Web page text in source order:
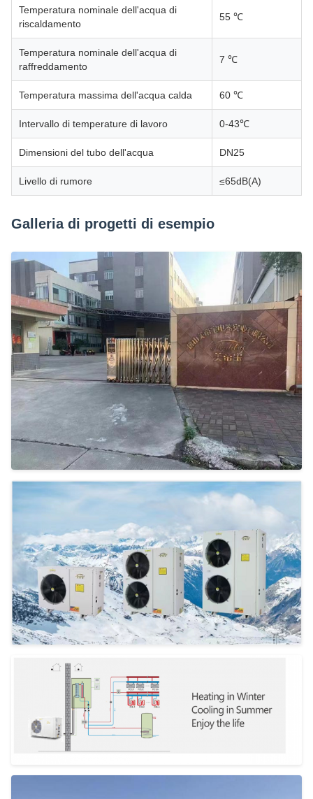
Temperatura nominale dell'acqua di
riscaldamento
55 ℃
Temperatura nominale dell'acqua di
raffreddamento
7 ℃
Temperatura massima dell'acqua calda 60 ℃
Intervallo di temperature di lavoro 0-43℃
Dimensioni del tubo dell'acqua DN25
Livello di rumore ≤65dB(A)
Galleria di progetti di esempio